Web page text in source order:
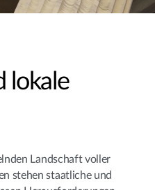
lokale
Landschaft voller
stehen staatliche und